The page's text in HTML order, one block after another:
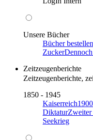
Unsere Bücher
Bücher bestellen
Zucker
Zeitzeugenberichte
Zeitzeugenberichte,
1850 - 1945
Kaiserreich
DiktaturZweiter
Seekrieg